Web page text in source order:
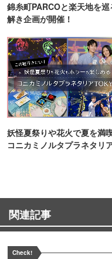
錦糸町PARCOと楽天地を巡
解き企画が開催！
妖怪夏祭りや花火で夏を満
コニカミノルタプラネタリ
関連記事
Check!